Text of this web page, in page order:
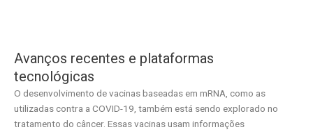
Avanços recentes e plataformas
tecnológicas
O desenvolvimento de vacinas baseadas em mRNA, como as
utilizadas contra a COVID-19, também está sendo explorado no
tratamento do câncer. Essas vacinas usam informações